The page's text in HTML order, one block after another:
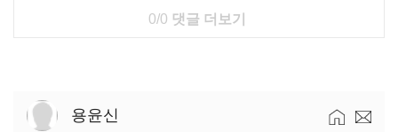
0/0 댓글 더보기
용윤신